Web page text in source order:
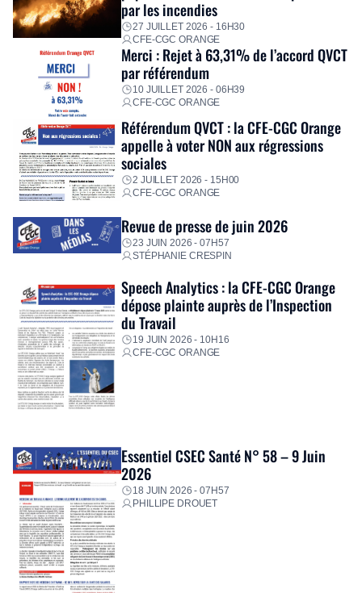
premières dépenses, […]par les incendies
27 JUILLET 2026 - 16H30
CFE-CGC ORANGE
Merci : Rejet à 63,31% de l’accord QVCT
par référendum
10 JUILLET 2026 - 06H39
CFE-CGC ORANGE
Référendum QVCT : la CFE-CGC Orange
appelle à voter NON aux régressions
sociales
2 JUILLET 2026 - 15H00
CFE-CGC ORANGE
Revue de presse de juin 2026
23 JUIN 2026 - 07H57
STÉPHANIE CRESPIN
Speech Analytics : la CFE-CGC Orange
dépose plainte auprès de l’Inspection
du Travail
19 JUIN 2026 - 10H16
CFE-CGC ORANGE
Essentiel CSEC Santé N° 58 – 9 Juin
2026
18 JUIN 2026 - 07H57
PHILLIPE DROUET